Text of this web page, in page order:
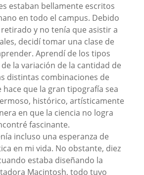
estaban bellamente escritos
en todo el campus. Debido
y no tenía que asistir a
decidí tomar una clase de
Aprendí de los tipos
la variación de la cantidad de
distintas combinaciones de
hace que la gran tipografía sea
histórico, artísticamente
en que la ciencia no logra
fascinante.
incluso una esperanza de
en mi vida. No obstante, diez
estaba diseñando la
Macintosh, todo tuvo